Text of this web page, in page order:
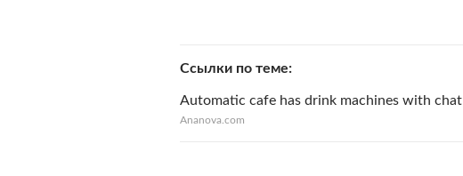
Ссылки по теме
Automatic cafe has drink machines with chat
Ananova.com